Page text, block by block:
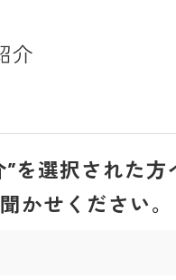
介
”を選択された方
かせください。